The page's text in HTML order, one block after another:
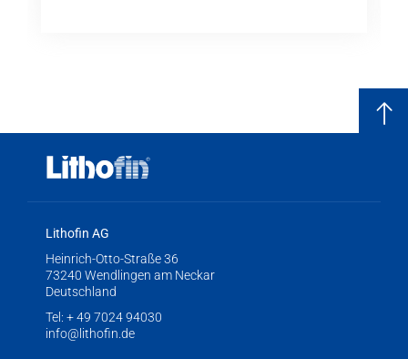
Lithofin AG
Heinrich-Otto-Straße 36
73240 Wendlingen am Neckar
Deutschland
Tel: + 49 7024 94030
info@lithofin.de